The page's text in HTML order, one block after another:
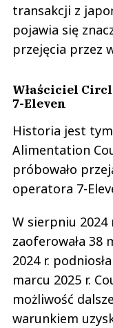
transakcji z
pojawia się
przejęcia przez
Właściciel
7-Eleven
Historia jest
Alimentation
próbowało
operatora 7-
W sierpniu 2024
zaoferowała 38
2024 r.
marcu 2025 r.
możliwość
warunkiem